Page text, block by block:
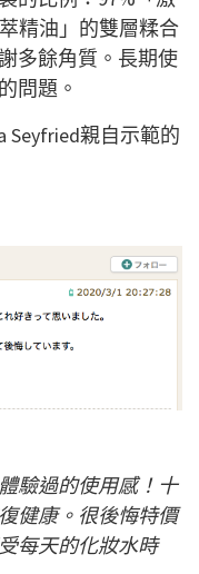
精油」的雙層糅合
多餘角質。長期使
問題。
Seyfried親自示範的
驗過的使用感！十
健康。很後悔特價
每天的化妝水時